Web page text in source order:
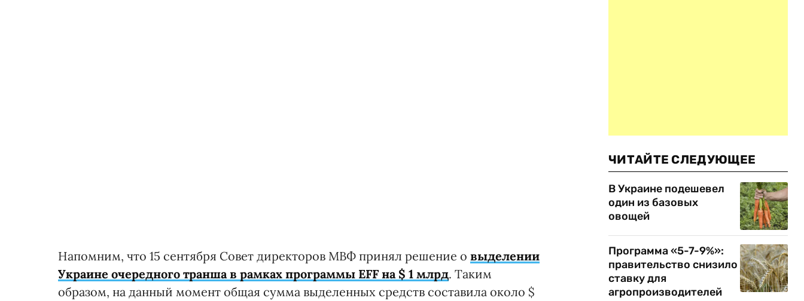
Напомним, что 15 сентября Совет директоров МВФ принял решение о выделении
Украине очередного транша в рамках программы EFF на $ 1 млрд. Таким
образом, на данный момент общая сумма выделенных средств составила около $
ЧИТАЙТЕ СЛЕДУЮЩЕЕ
В Украине подешевел
один из базовых
овощей
Программа «5-7-9%»:
правительство снизило
ставку для
агропроизводителей